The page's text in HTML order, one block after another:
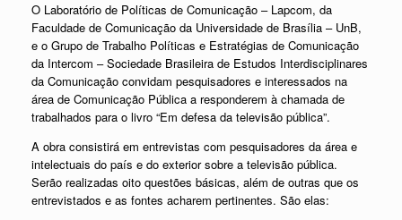
O Laboratório de Políticas de Comunicação – Lapcom, da
Faculdade de Comunicação da Universidade de Brasília – UnB,
e o Grupo de Trabalho Políticas e Estratégias de Comunicação
da Intercom – Sociedade Brasileira de Estudos Interdisciplinares
da Comunicação convidam pesquisadores e interessados na
área de Comunicação Pública a responderem à chamada de
trabalhados para o livro “Em defesa da televisão pública”.
A obra consistirá em entrevistas com pesquisadores da área e
intelectuais do país e do exterior sobre a televisão pública.
Serão realizadas oito questões básicas, além de outras que os
entrevistados e as fontes acharem pertinentes. São elas: